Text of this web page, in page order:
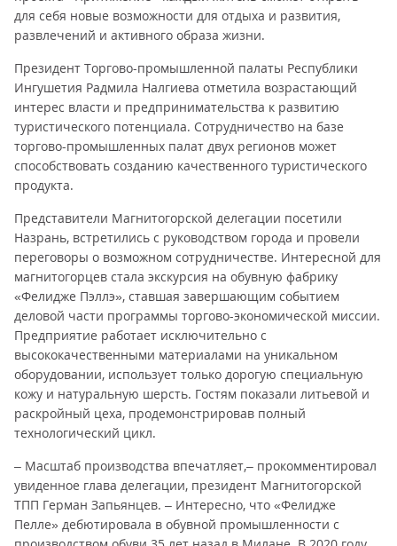
для себя новые возможности для отдыха и развития,
развлечений и активного образа жизни.
Президент Торгово-промышленной палаты Республики
Ингушетия Радмила Налгиева отметила возрастающий
интерес власти и предпринимательства к развитию
туристического потенциала. Сотрудничество на базе
торгово-промышленных палат двух регионов может
способствовать созданию качественного туристического
продукта.
Представители Магнитогорской делегации посетили
Назрань, встретились с руководством города и провели
переговоры о возможном сотрудничестве. Интересной для
магнитогорцев стала экскурсия на обувную фабрику
«Фелидже Пэллэ», ставшая завершающим событием
деловой части программы торгово-экономической миссии.
Предприятие работает исключительно с
высококачественными материалами на уникальном
оборудовании, использует только дорогую специальную
кожу и натуральную шерсть. Гостям показали литьевой и
раскройный цеха, продемонстрировав полный
технологический цикл.
– Масштаб производства впечатляет,– прокомментировал
увиденное глава делегации, президент Магнитогорской
ТПП Герман Запьянцев. – Интересно, что «Фелидже
Пелле» дебютировала в обувной промышленности с